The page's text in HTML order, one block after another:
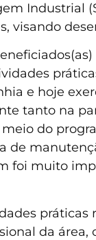
Industrial
visando
e hoje
tanto na
do
de
foi muito
práticas
da